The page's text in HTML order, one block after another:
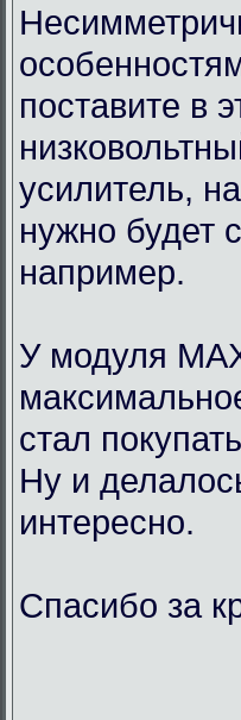
поставите в
усилитель,
нужно будет
например.
У модуля
стал
Ну и
интересно.
Спасибо за